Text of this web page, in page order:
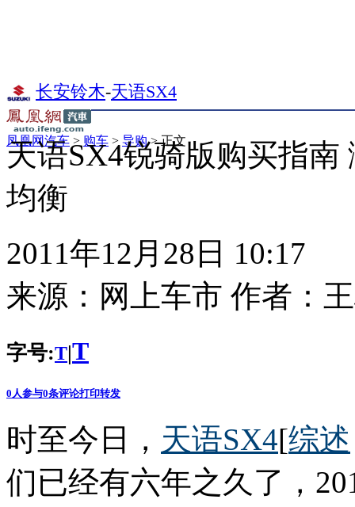
长安铃木-天语SX4
凤凰网汽车 > 购车 > 导购> 正文
天语SX4锐骑版购买指南
均衡
2011年12月28日 10:17
来源： 网上车市 作者：
字号:T|T
0 人参与0条评论打印转发
时至今日， 天语SX4[综述
们已经有六年之久了，